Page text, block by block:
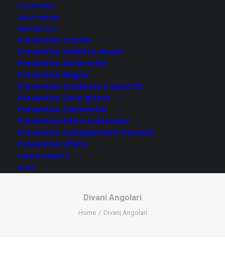
VOLANTINO
SHOP ONLINE
PREVENTIVO
Preventivo Cucine
Preventivo Salotti e divani
Preventivo Zona notte
Preventivo Bagno
Preventivo Credenze e specchi
Preventivo Zona giorno
Preventivo Camerette
Preventivo Reti e materassi
Preventivo Complementi d’arredo
Preventivo Ufficio
FINANZIAMENTO
BLOG
Divani Angolari
Home Divani Angolari